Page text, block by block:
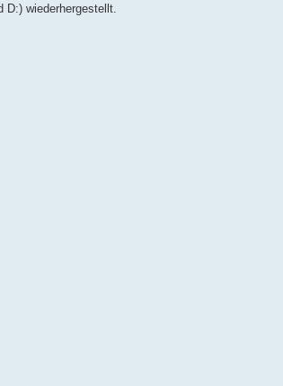
wiederhergestellt.